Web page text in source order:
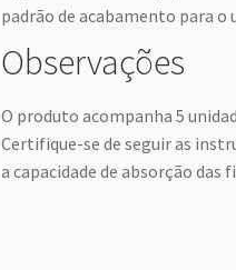
padrão de acabamento para o
Observações
O produto acompanha 5
Certifique-se de seguir as
a capacidade de absorção